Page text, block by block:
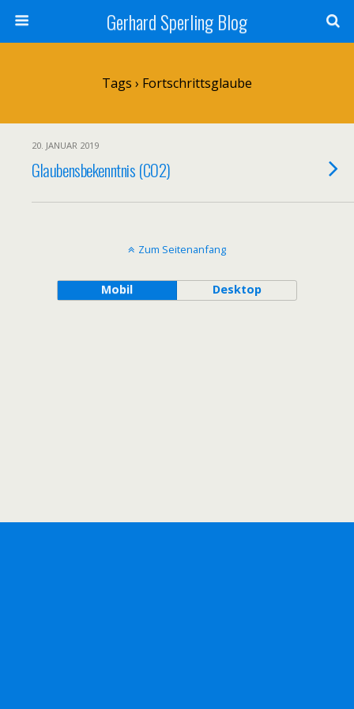
Gerhard Sperling Blog
Tags › Fortschrittsglaube
20. JANUAR 2019
Glaubensbekenntnis (CO2)
Zum Seitenanfang
Mobil Desktop